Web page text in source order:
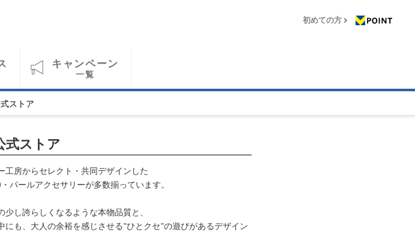
初めての方
キャンペーン
一覧
ストア
式ストア
工房からセレクト・共同デザインした
パールアクセサリーが多数揃っています。
し誇らしくなるような本物品質と、
にも、大人の余裕を感じさせる"ひとクセ"の遊びがあるデザイン